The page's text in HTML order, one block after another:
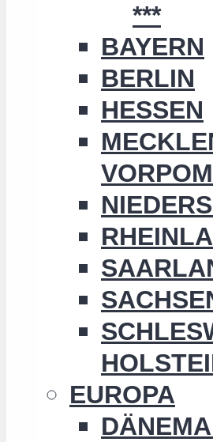
***
BAYERN
BERLIN
HESSEN
EUROPA